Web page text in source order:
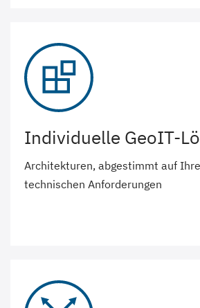
Individuelle GeoIT-
Architekturen, abgestimmt auf
technischen Anforderungen